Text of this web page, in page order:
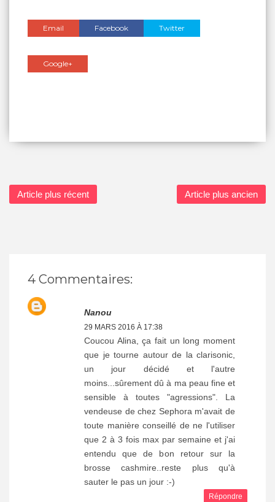
Email Facebook Twitter
Google+
Article plus récent Article plus ancien
4 Commentaires:
Nanou
29 MARS 2016 À 17:38
Coucou Alina, ça fait un long moment
que je tourne autour de la clarisonic,
un jour décidé et l'autre
moins...sûrement dû à ma peau fine et
sensible à toutes "agressions". La
vendeuse de chez Sephora m'avait de
toute manière conseillé de ne l'utiliser
que 2 à 3 fois max par semaine et j'ai
entendu que de bon retour sur la
brosse cashmire..reste plus qu'à
sauter le pas un jour :-)
Répondre